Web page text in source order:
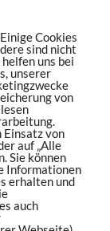
Cookies
sind nicht
uns bei
unserer
von
Einsatz von
auf „Alle
Sie können
Informationen
erhalten und
auch